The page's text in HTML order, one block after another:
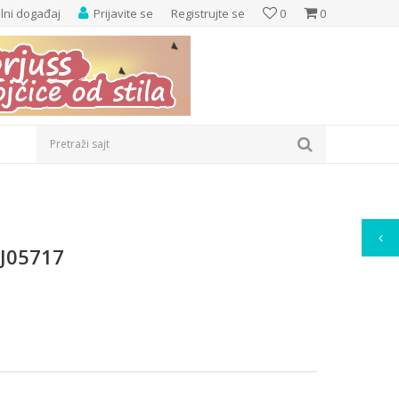
0
0
Prijavite se Registrujte se
događaj
Pretraži sajt